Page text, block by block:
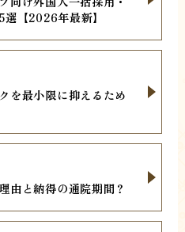
【2026年最新】
を最小限に抑えるため
由と納得の通院期間？